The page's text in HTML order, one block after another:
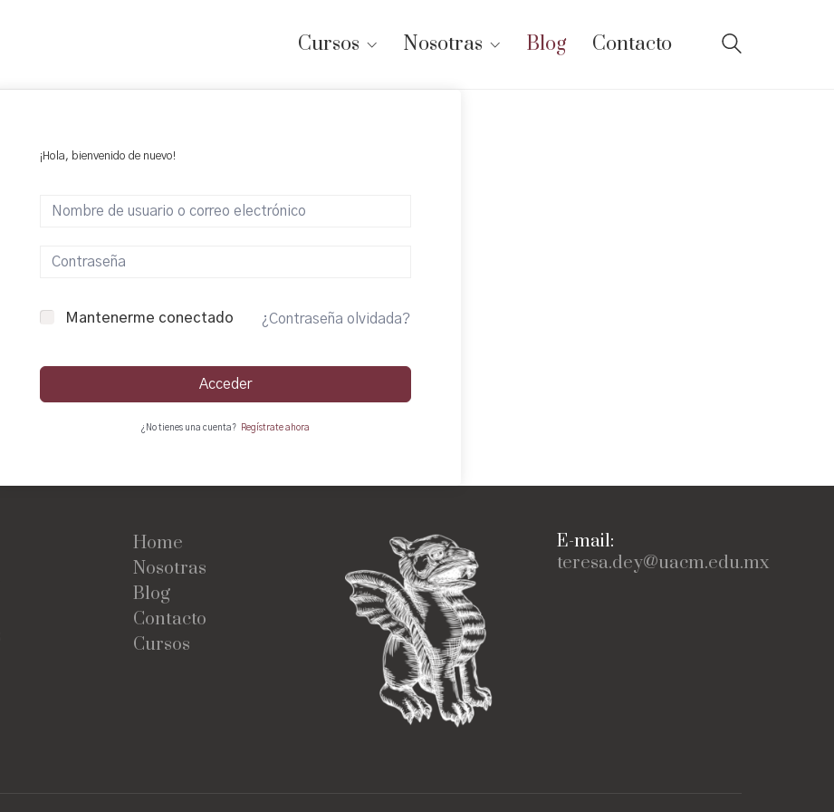
Cursos Nosotras Blog Contacto
¡Hola, bienvenido de nuevo!
Mantenerme conectado ¿Contraseña olvidada?
Acceder
¿No tienes una cuenta? Regístrate ahora
Home
Nosotras
Blog
Contacto
Cursos
E-mail:
teresa.dey@uacm.edu.mx